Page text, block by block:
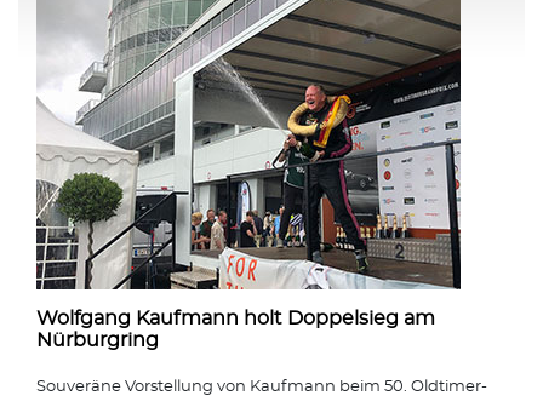
Wolfgang Kaufmann holt Doppelsieg am
Nürburgring
Souveräne Vorstellung von Kaufmann beim 50. Oldtimer-